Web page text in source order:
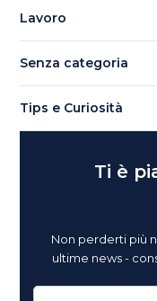
Lavoro
Senza categoria
Tips e Curiosità
Ti è
Non perderti più
ultime news -